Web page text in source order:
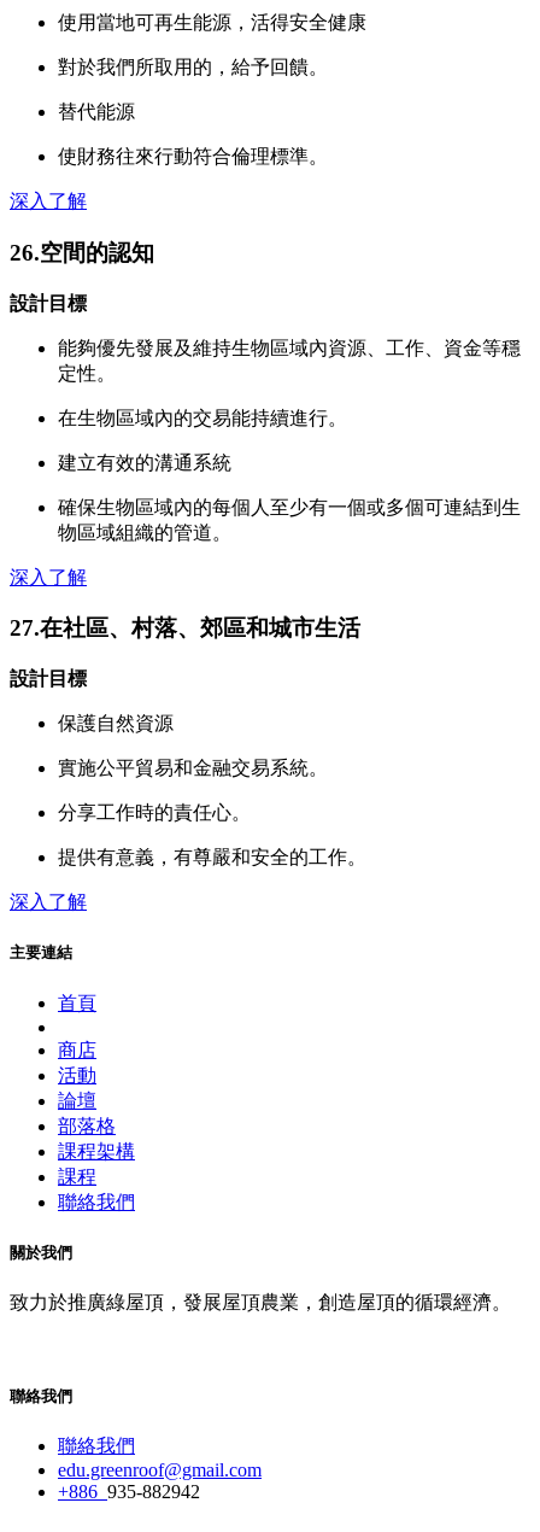
使用當地可再生能源，活得安全健康
對於我們所取用的，給予回饋。
替代能源
使財務往來行動符合倫理標準。
深入了解
26.空間的認知
設計目標
能夠優先發展及維持生物區域內資源、工作、資金等穩
定性。
在生物區域內的交易能持續進行。
建立有效的溝通系統
確保生物區域內的每個人至少有一個或多個可連結到生
物區域組織的管道。
深入了解
27.在社區、村落、郊區和城市生活
設計目標
保護自然資源
實施公平貿易和金融交易系統。
分享工作時的責任心。
提供有意義，有尊嚴和安全的工作。
深入了解
主要連結
首頁
商店
活動
論壇
部落格
課程架構
課程
聯絡我們
關於我們
致力於推廣綠屋頂，發展屋頂農業，創造屋頂的循環經濟。
聯絡我們
聯絡我們
edu.greenroof@gmail.com
+886 935-882942